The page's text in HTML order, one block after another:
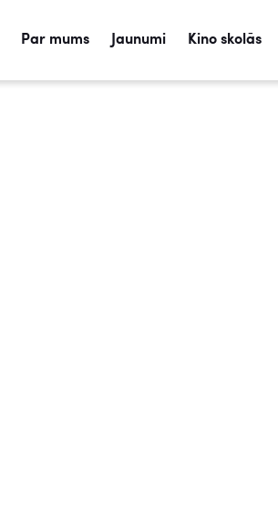
Par mums Jaunumi Kino skolās